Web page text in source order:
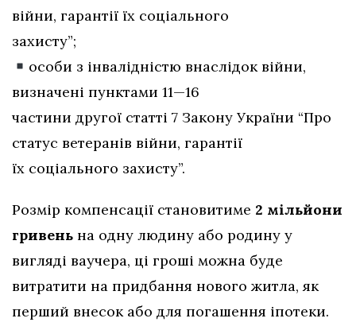
війни, гарантії їх соціального
захисту”;
особи з інвалідністю внаслідок війни,
визначені пунктами 11—16
частини другої статті 7 Закону України “Про
статус ветеранів війни, гарантії
їх соціального захисту”.
Розмір компенсації становитиме 2 мільйони
гривень на одну людину або родину у
вигляді ваучера, ці гроші можна буде
витратити на придбання нового житла, як
перший внесок або для погашення іпотеки.